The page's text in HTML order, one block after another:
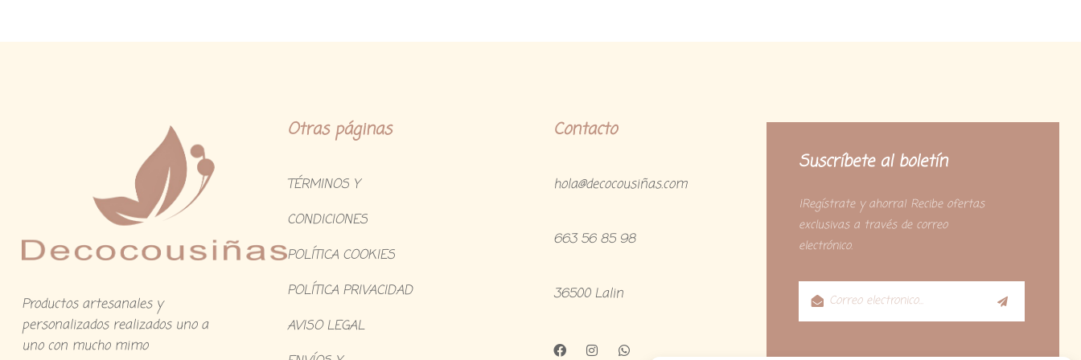
Productos artesanales y
personalizados realizados uno a
uno con mucho mimo
Otras páginas
TÉRMINOS Y
CONDICIONES
POLÍTICA COOKIES
POLÍTICA PRIVACIDAD
AVISO LEGAL
Contacto
hola@decocousiñas.com
663 56 85 98
36500 Lalin
Suscríbete al boletín
¡Regístrate y ahorra! Recibe ofertas
exclusivas a través de correo
electrónico.